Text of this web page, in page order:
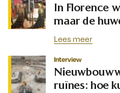
In Florence
maar de
Lees meer
Interview
ruïnes: hoe